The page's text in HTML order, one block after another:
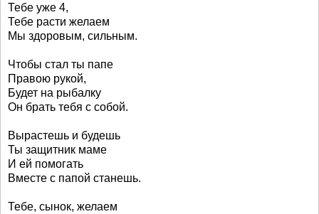
Тебе уже 4,
Тебе расти желаем
Мы здоровым, сильным.
Чтобы стал ты папе
Правою рукой,
Будет на рыбалку
Он брать тебя с собой.
Вырастешь и будешь
Ты защитник маме
И ей помогать
Вместе с папой станешь.
Тебе, сынок, желаем